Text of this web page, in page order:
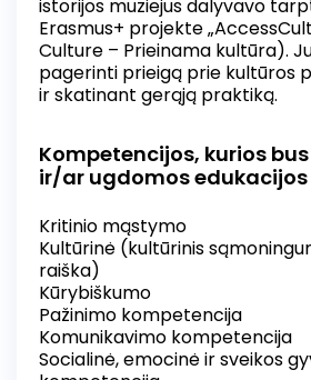
istorijos muziejus dalyvavo
Erasmus+ projekte
Culture – Prieinama kultūra).
pagerinti prieigą prie kultūros
ir skatinant gerąją praktiką.
Kompetencijos, kurios
ir/ar ugdomos
Kritinio mąstymo
Kultūrinė (kultūrinis
raiška)
Kūrybiškumo
Pažinimo kompetencija
Komunikavimo kompetencija
Socialinė, emocinė ir sveikos